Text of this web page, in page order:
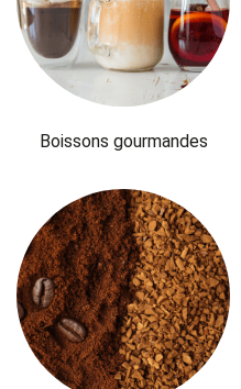
Boissons gourmandes